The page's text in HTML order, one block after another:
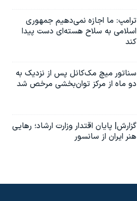
ترامپ: ما اجازه نمی‌دهیم جمهوری
اسلامی به سلاح هسته‌ای دست پیدا
کند
سناتور میچ مک‌کانل پس از نزدیک به
دو ماه از مرکز توان‌بخشی مرخص شد
گزارش| پایان اقتدار وزارت ارشاد؛ رهایی
هنر ایران از سانسور